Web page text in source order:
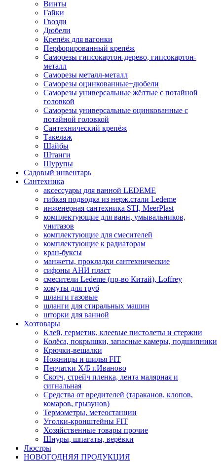
Винты
Гайки
Гвозди
Дюбели
Крепёж для вагонки
Перфорированный крепёж
Саморезы гипсокартон-дерево, гипсокартон-
металл
Саморезы металл-металл
Саморезы оцинкованные+дюбели
Саморезы универсальные жёлтые с потайной
головкой
Саморезы универсальные оцинкованные с
потайной головкой
Сантехнический крепёж
Такелаж
Шайбы
Штанги
Шурупы
Садовый инвентарь
Сантехника
аксессуары для ванной LEDEME
гибкая подводка из нерж.стали Ledeme
инженерная сантехника STI, MeerPlast
комплектующие для ванн, умывальников,
унитазов
комплектующие для смесителей
комплектующие к радиаторам
кран-буксы
манжеты, прокладки сантехнические
сифоны АНИ пласт
смесители Ledeme (пр-во Китай), Loffrey
хомуты для труб
шланги газовые
шланги для стиральных машин
шторки для ванной
Хозтовары
Клей, герметик, клеевые пистолеты и стержни
Колёса, покрышки, запасные камеры, подшипники
Крючки-вешалки
Ножницы и шилья FIT
Перчатки Х/Б г.Иваново
Скотч, стрейч пленка, лента малярная и
сигнальная
Средства от вредителей (тараканов, клопов,
комаров, грызунов)
Термометры, метеостанции
Уголки-кронштейны FIT
Хозяйственные товары прочие
Шнуры, шпагаты, верёвки
Люстры
НОВОГОДНЯЯ ПРОДУКЦИЯ